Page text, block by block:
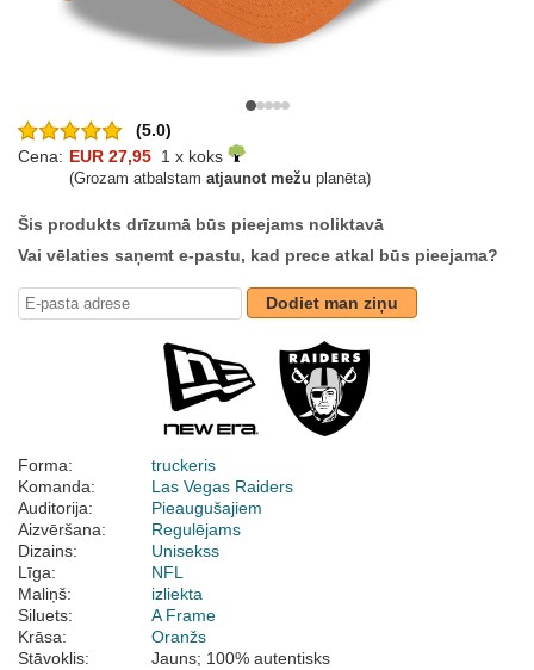
(5.0)
Cena: EUR 27,95 1 x koks
(Grozam atbalstam atjaunot mežu planēta)
Šis produkts drīzumā būs pieejams noliktavā
Vai vēlaties saņemt e-pastu, kad prece atkal būs pieejama?
Dodiet man ziņu
Forma:
truckeris
Komanda:
Las Vegas Raiders
Auditorija:
Pieaugušajiem
Aizvēršana:
Regulējams
Dizains:
Unisekss
Līga:
NFL
Maliņš:
izliekta
Siluets:
A Frame
Krāsa:
Oranžs
Stāvoklis:
Jauns; 100% autentisks